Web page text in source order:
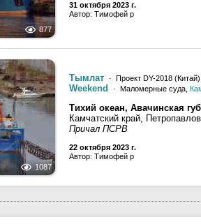
877
31 октября 2023 г.
Автор: Тимофей р
1087
Тымлат · Проект DY-2018 (Китай),
Weekend · Маломерные суда,
Тихий океан, Авачинская
Камчатский край,
Причал ПСРВ
22 октября 2023 г.
Автор: Тимофей р